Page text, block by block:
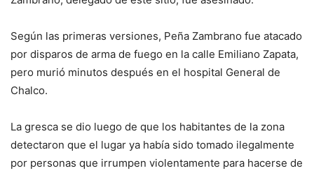
Según las primeras versiones, Peña Zambrano fue atacado
por disparos de arma de fuego en la calle Emiliano Zapata,
pero murió minutos después en el hospital General de
Chalco.
La gresca se dio luego de que los habitantes de la zona
detectaron que el lugar ya había sido tomado ilegalmente
por personas que irrumpen violentamente para hacerse de